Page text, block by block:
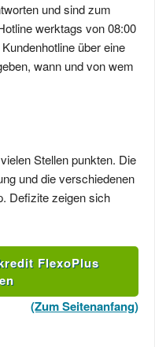
und sind zum
werktags von 08:00
über eine
wann und von wem
Stellen punkten. Die
und die verschiedenen
Defizite zeigen sich
FlexoPlus
(Zum Seitenanfang)